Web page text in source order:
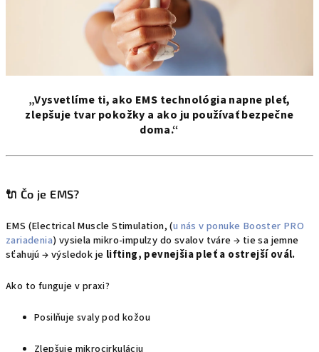
„Vysvetlíme ti, ako EMS technológia napne pleť,
zlepšuje tvar pokožky a ako ju používať bezpečne
doma.“
🔌 Čo je EMS?
EMS (Electrical Muscle Stimulation, (u nás v ponuke Booster PRO
zariadenia) vysiela mikro-impulzy do svalov tváre → tie sa jemne
sťahujú → výsledok je lifting, pevnejšia pleť a ostrejší ovál.
Ako to funguje v praxi?
Posilňuje svaly pod kožou